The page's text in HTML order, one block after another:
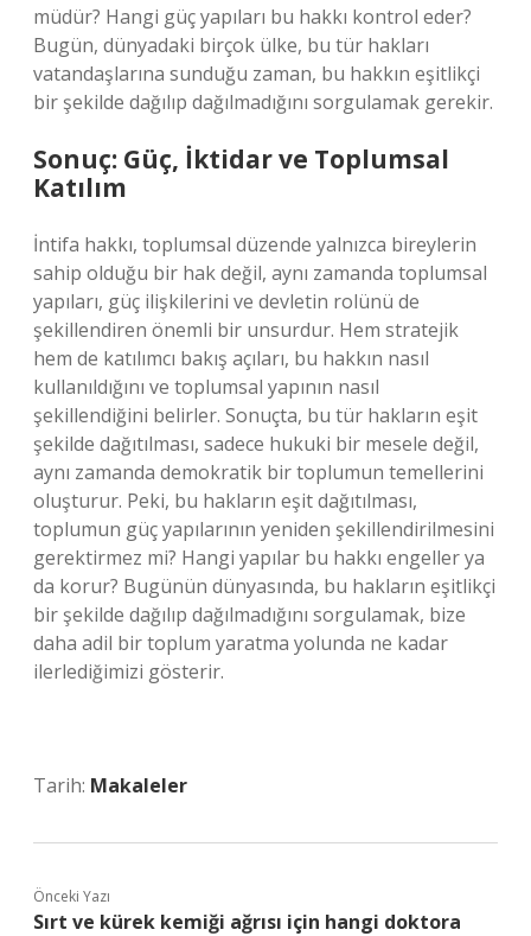
müdür? Hangi güç yapıları bu hakkı kontrol eder?
Bugün, dünyadaki birçok ülke, bu tür hakları
vatandaşlarına sunduğu zaman, bu hakkın eşitlikçi
bir şekilde dağılıp dağılmadığını sorgulamak gerekir.
Sonuç: Güç, İktidar ve Toplumsal
Katılım
İntifa hakkı, toplumsal düzende yalnızca bireylerin
sahip olduğu bir hak değil, aynı zamanda toplumsal
yapıları, güç ilişkilerini ve devletin rolünü de
şekillendiren önemli bir unsurdur. Hem stratejik
hem de katılımcı bakış açıları, bu hakkın nasıl
kullanıldığını ve toplumsal yapının nasıl
şekillendiğini belirler. Sonuçta, bu tür hakların eşit
şekilde dağıtılması, sadece hukuki bir mesele değil,
aynı zamanda demokratik bir toplumun temellerini
oluşturur. Peki, bu hakların eşit dağıtılması,
toplumun güç yapılarının yeniden şekillendirilmesini
gerektirmez mi? Hangi yapılar bu hakkı engeller ya
da korur? Bugünün dünyasında, bu hakların eşitlikçi
bir şekilde dağılıp dağılmadığını sorgulamak, bize
daha adil bir toplum yaratma yolunda ne kadar
ilerlediğimizi gösterir.
Tarih: Makaleler
Önceki Yazı
Sırt ve kürek kemiği ağrısı için hangi doktora